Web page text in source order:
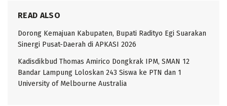
READ ALSO
Dorong Kemajuan Kabupaten, Bupati Radityo Egi Suarakan
Sinergi Pusat-Daerah di APKASI 2026
Kadisdikbud Thomas Amirico Dongkrak IPM, SMAN 12
Bandar Lampung Loloskan 243 Siswa ke PTN dan 1
University of Melbourne Australia